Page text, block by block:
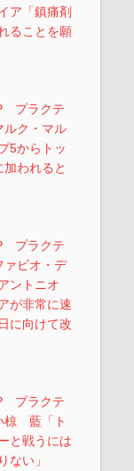
ア「鎮痛剤
ることを願
プラクテ
ク・マル
5からトッ
われると
プラクテ
ビオ・デ
ントニオ
が非常に速
に向けて改
プラクテ
椋 藍「ト
と戦うには
ない」